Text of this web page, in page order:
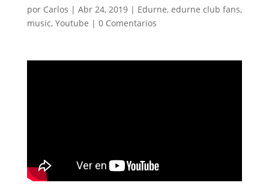
por Carlos | Abr 24, 2019| Edurne, edurne club fans,
music, Youtube | 0 Comentarios